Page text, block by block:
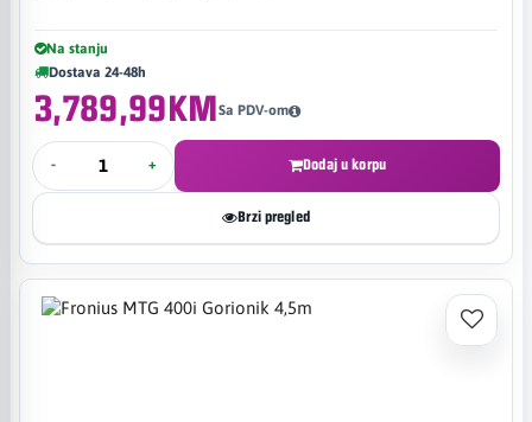
Na stanju
Dostava 24-48h
3,789,99KMSa PDV-om
- + Dodaj u korpu
Brzi pregled